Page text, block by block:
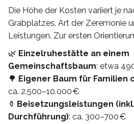
Die Höhe der Kosten variiert je
Grabplatzes, Art der Zeremonie
Leistungen. Zur ersten
🌿 Einzelruhestätte an einem
Gemeinschaftsbaum: etwa
🌳 Eigener Baum für Familien
ca. 2.500–10.000 €
⚱️ Beisetzungsleistungen
Durchführung): ca. 300–700 €